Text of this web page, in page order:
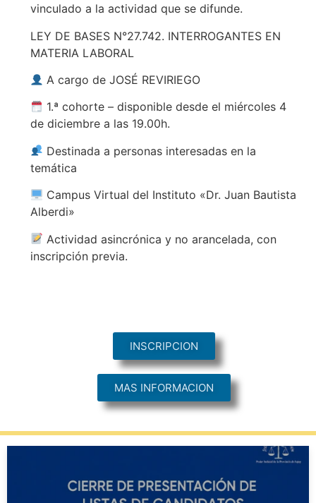
vinculado a la actividad que se difunde.
LEY DE BASES N°27.742. INTERROGANTES EN
MATERIA LABORAL
A cargo de JOSÉ REVIRIEGO
1.ª cohorte – disponible desde el miércoles 4
de diciembre a las 19.00h.
Destinada a personas interesadas en la
temática
Campus Virtual del Instituto «Dr. Juan Bautista
Alberdi»
Actividad asincrónica y no arancelada, con
inscripción previa.
INSCRIPCION
MAS INFORMACION